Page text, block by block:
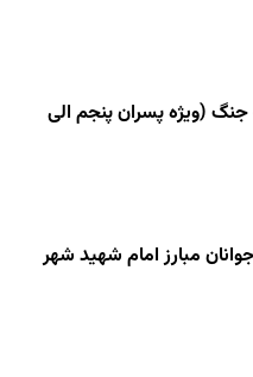
(ویژه پسران پنجم الی
مبارز امام شهید شهر